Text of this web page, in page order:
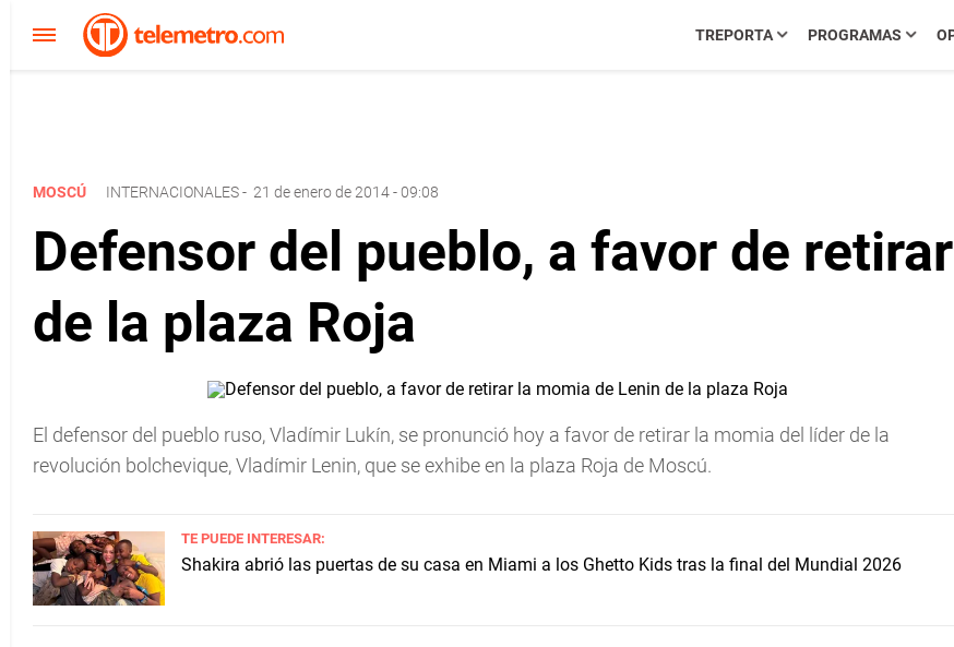
TREPORTA PROGRAMAS
MOSCÚ INTERNACIONALES- 21 de enero de 2014 - 09:08
Defensor del pueblo, a favor de
de la plaza Roja
El defensor del pueblo ruso, Vladímir Lukín, se pronunció hoy a favor de retirar la momia del líder de la
revolución bolchevique, Vladímir Lenin, que se exhibe en la plaza Roja de Moscú.
TE PUEDE INTERESAR:
Shakira abrió las puertas de su casa en Miami a los Ghetto Kids tras la final del Mundial 2026